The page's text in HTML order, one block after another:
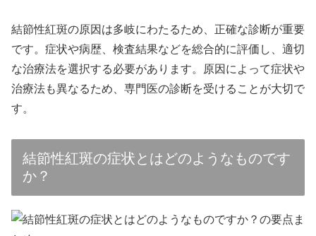
結節性紅斑の原因は多岐にわたるため、正確な診断が重要
です。症状や病歴、検査結果などを総合的に評価し、適切
な治療法を選択する必要があります。原因によって症状や
治療法も異なるため、専門医の診断を受けることが大切で
す。
結節性紅斑の症状とはどのようなものです
か？